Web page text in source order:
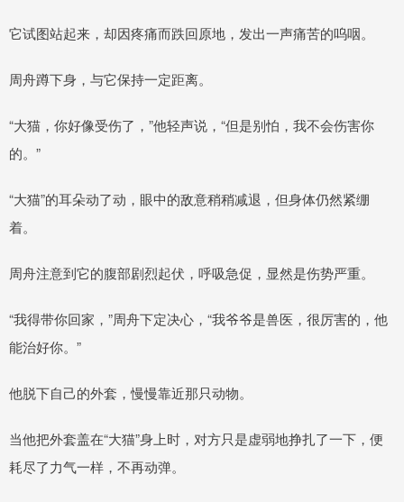
它试图站起来，却因疼痛而跌回原地，发出一声痛苦的呜咽。
周舟蹲下身，与它保持一定距离。
“大猫，你好像受伤了，”他轻声说，“但是别怕，我不会伤害你
的。”
“大猫”的耳朵动了动，眼中的敌意稍稍减退，但身体仍然紧绷
着。
周舟注意到它的腹部剧烈起伏，呼吸急促，显然是伤势严重。
“我得带你回家，”周舟下定决心，“我爷爷是兽医，很厉害的，他
能治好你。”
他脱下自己的外套，慢慢靠近那只动物。
当他把外套盖在“大猫”身上时，对方只是虚弱地挣扎了一下，便
耗尽了力气一样，不再动弹。